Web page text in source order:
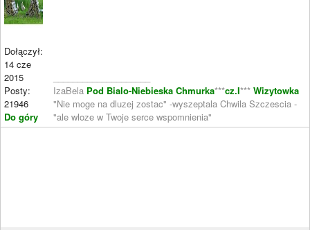
Dołączył:
14 cze
2015
Posty:
21946
Do góry
IzaBela Pod Bialo-Niebieska Chmurka***cz.I*** Wizytowka
"Nie moge na dluzej zostac" -wyszeptala Chwila Szczescia -
"ale wloze w Twoje serce wspomnienia"